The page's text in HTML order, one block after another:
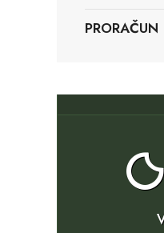
PRORAČUN